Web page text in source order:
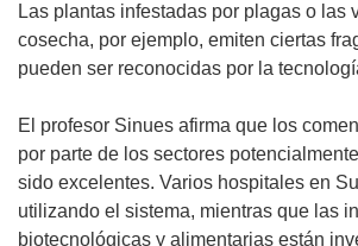
Las plantas infestadas por plagas o las
cosecha, por ejemplo, emiten ciertas
pueden ser reconocidas por la
El profesor Sinues afirma que los
por parte de los sectores
sido excelentes. Varios hospitales en
utilizando el sistema, mientras que las
biotecnológicas y alimentarias están